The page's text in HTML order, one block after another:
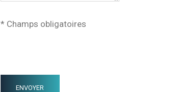
* Champs obligatoires